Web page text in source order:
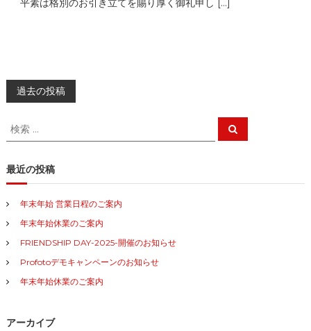
平素は格別のお引き立てを賜り厚く御礼申し […]
投
稿
ナ
ビ
ゲ
ー
シ
ョ
過去の投稿
検
索
象
:
検
索
最近の投稿
年末年始 営業日程のご案内
年末年始休業のご案内
FRIENDSHIP DAY-2025-開催のお知らせ
Profotoデモキャンペーンのお知らせ
年末年始休業のご案内
アーカイブ